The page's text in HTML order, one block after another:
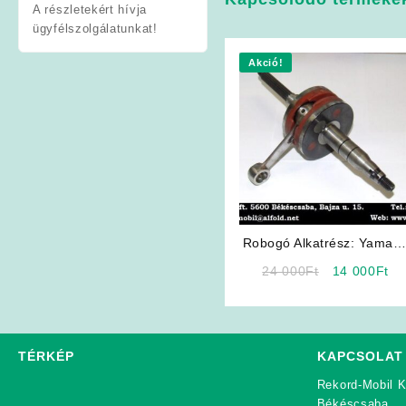
A részletekért hívja
ügyfélszolgálatunkat!
Akció!
Robogó Alkatrész: Yamaha
24 000Ft
Original
was:
14 000Ft
is:
TÉRKÉP KAPCSOLAT
Rekord-Mobil